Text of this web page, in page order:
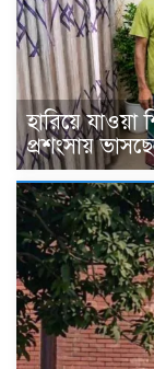
হারিয়ে যাওয়া
প্রশংসায়